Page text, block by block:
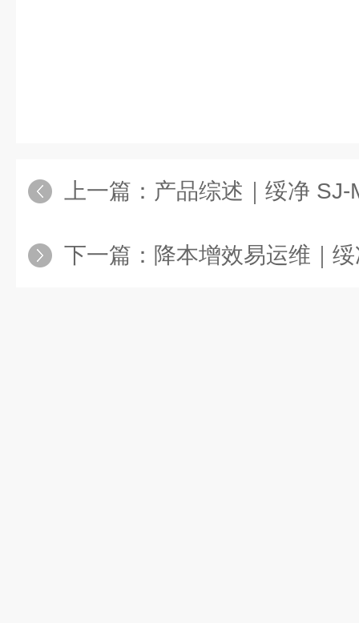
上一篇： 产品综述｜绥净 SJ‑MLSS500M 在线污
下一篇： 降本增效易运维｜绥净 SJ‑DO650M